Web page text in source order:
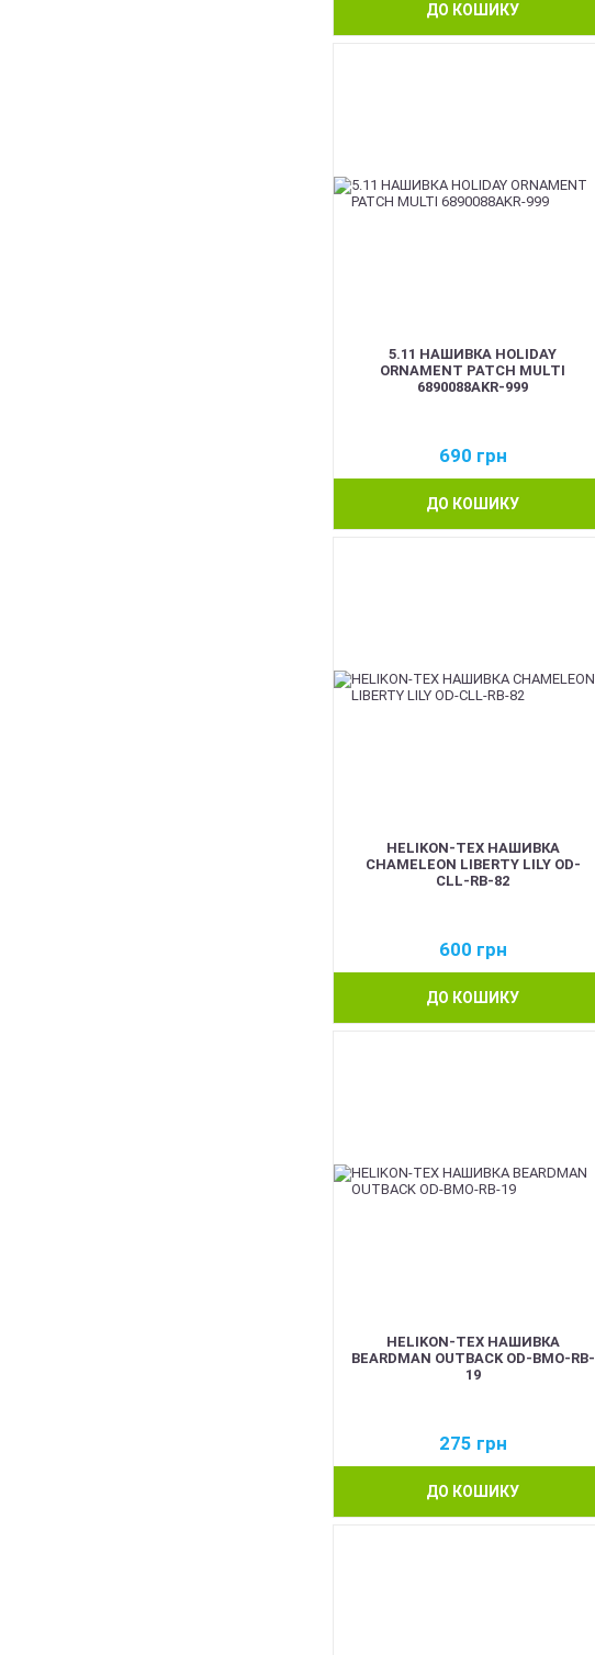
ДО КОШИКУ
5.11 НАШИВКА HOLIDAY
ORNAMENT PATCH MULTI
6890088AKR-999
690 грн
ДО КОШИКУ
HELIKON-TEX НАШИВКА
CHAMELEON LIBERTY LILY OD-
CLL-RB-82
600 грн
ДО КОШИКУ
HELIKON-TEX НАШИВКА
BEARDMAN OUTBACK OD-BMO-RB-
19
275 грн
ДО КОШИКУ